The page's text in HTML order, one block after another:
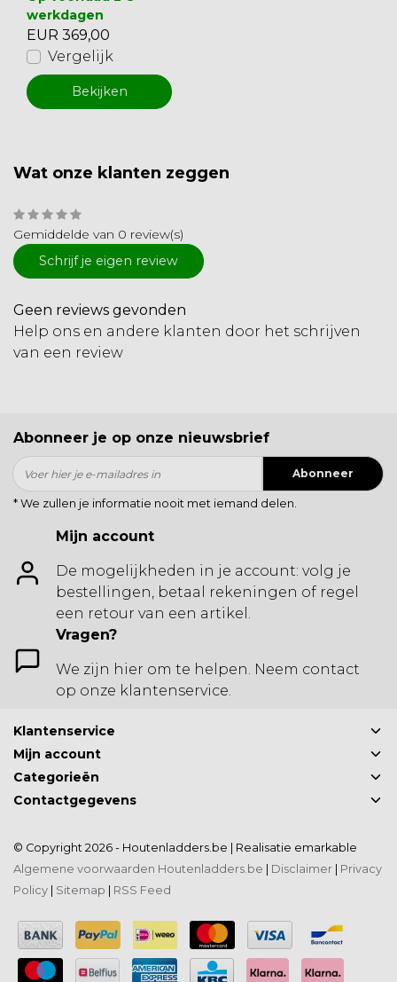
werkdagen
EUR 369,00
Vergelijk
Bekijken
Wat onze klanten zeggen
Gemiddelde van 0 review(s)
Schrijf je eigen review
Geen reviews gevonden
Help ons en andere klanten door het schrijven
van een review
Abonneer je op onze nieuwsbrief
Abonneer
* We zullen je informatie nooit met iemand delen.
Mijn account
De mogelijkheden in je account: volg je
bestellingen, betaal rekeningen of regel
een retour van een artikel.
Vragen?
We zijn hier om te helpen. Neem contact
op onze klantenservice.
Klantenservice
Mijn account
Categorieën
Contactgegevens
© Copyright 2026 - Houtenladders.be | Realisatie emarkable
Algemene voorwaarden Houtenladders.be
Disclaimer
Privacy
Policy
Sitemap RSS Feed